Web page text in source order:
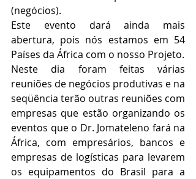
(negócios).
Este evento dará ainda mais
abertura, pois nós estamos em 54
Países da África com o nosso Projeto.
Neste dia foram feitas várias
reuniões de negócios produtivas e na
seqüência terão outras reuniões com
empresas que estão organizando os
eventos que o Dr. Jomateleno fará na
África, com empresários, bancos e
empresas de logísticas para levarem
os equipamentos do Brasil para a